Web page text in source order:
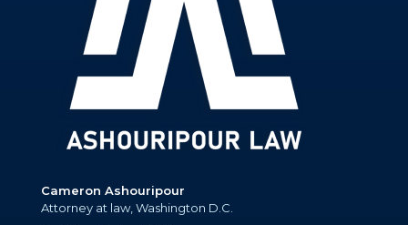
Cameron Ashouripour
Attorney at law, Washington D.C.